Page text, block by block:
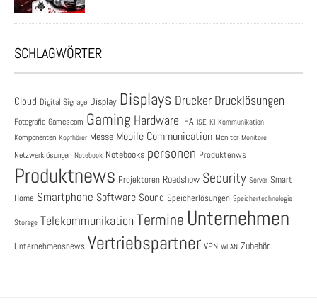
SCHLAGWÖRTER
Cloud Digital Signage Display Displays Drucker Drucklösungen
Fotografie Gamescom Gaming Hardware IFA ISE KI Kommunikation
Komponenten Kopfhörer Messe Mobile Communication Monitor Monitore
Netzwerklösungen Notebook Notebooks personen Produktenws
Produktnews Projektoren Roadshow Security Server Smart
Home Smartphone Software Sound Speicherlösungen Speichertechnologie
Storage Telekommunikation Termine Unternehmen
Unternehmensnews Vertriebspartner VPN WLAN Zubehör